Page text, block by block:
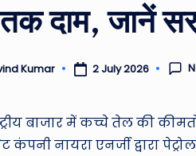
दाम, जानें
Kumar 2 July 2026
बाजार में कच्चे तेल की
कंपनी नायरा एनर्जी द्वारा